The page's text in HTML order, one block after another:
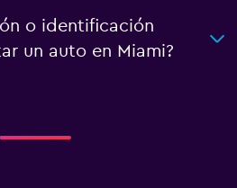
o identificación
un auto en Miami?